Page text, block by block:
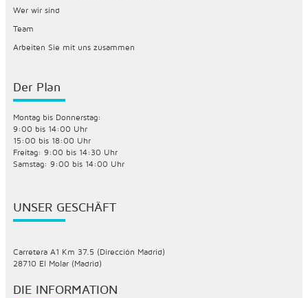
Wer wir sind
Team
Arbeiten Sie mit uns zusammen
Der Plan
Montag bis Donnerstag:
9:00 bis 14:00 Uhr
15:00 bis 18:00 Uhr
Freitag: 9:00 bis 14:30 Uhr
Samstag: 9:00 bis 14:00 Uhr
UNSER GESCHÄFT
Carretera A1 Km 37.5 (Dirección Madrid)
28710 El Molar (Madrid)
DIE INFORMATION